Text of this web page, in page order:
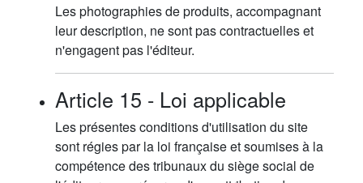
Les photographies de produits, accompagnant
leur description, ne sont pas contractuelles et
n'engagent pas l'éditeur.
Article 15 - Loi applicable
Les présentes conditions d'utilisation du site
sont régies par la loi française et soumises à la
compétence des tribunaux du siège social de